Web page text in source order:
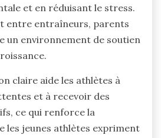
et en réduisant le stress.
entre entraîneurs, parents
un environnement de soutien
claire aide les athlètes à
et à recevoir des
ce qui renforce la
les jeunes athlètes expriment